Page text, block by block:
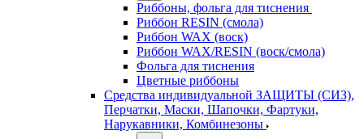
Риббоны, фольга для тиснения
Риббон RESIN (смола)
Риббон WAX (воск)
Риббон WAX/RESIN (воск/смола)
Фольга для тиснения
Цветные риббоны
Средства индивидуальной ЗАЩИТЫ (СИЗ),
Перчатки, Маски, Шапочки, Фартуки,
Нарукавники, Комбинезоны